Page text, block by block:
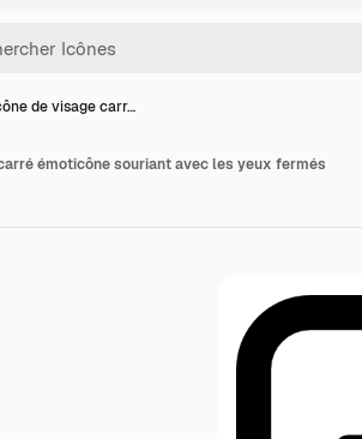
de visage carr…
émoticône souriant avec les yeux fermés